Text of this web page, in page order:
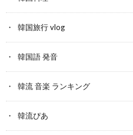
韓国旅行 vlog
韓国語 発音
韓流 音楽 ランキング
韓流ぴあ